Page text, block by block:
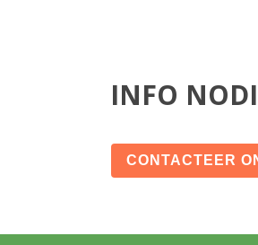
INFO
CONTACTEER